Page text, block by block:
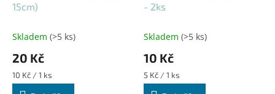
15cm)
Skladem (>5 ks)
20 Kč
Měrná
cena:
10 Kč / 1 ks
- 2ks
Skladem (>5 ks)
10 Kč
Měrná
cena:
5 Kč / 1 ks